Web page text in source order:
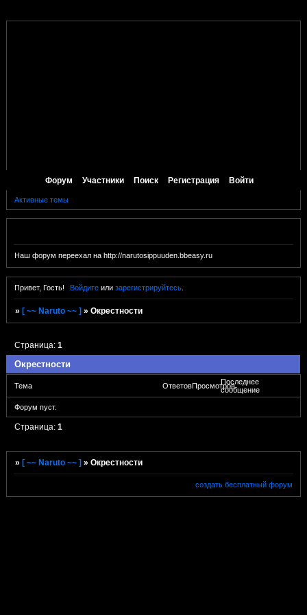
Форум Участники Поиск Регистрация Войти
Активные темы
Наш форум переехал на http://narutosippuuden.bbeasy.ru
Привет, Гость! Войдите илизарегистрируйтесь
» [ ~~ Naruto ~~ ] »Окрестности
Окрестности
Страница:1
Тема ОтветовПросмотровПоследнее
сообщение
Форум пуст.
Страница:1
» [ ~~ Naruto ~~ ] »Окрестности
создать бесплатный форум